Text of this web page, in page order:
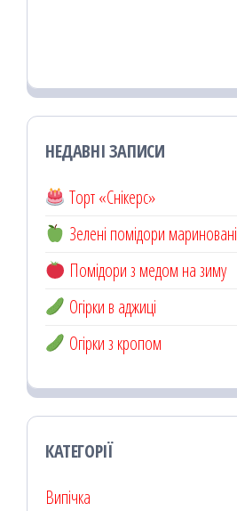
НЕДАВНІ ЗАПИСИ
Торт «Снікерс»
Зелені помідори мариновані
Помідори з медом на зиму
Огірки в аджиці
Огірки з кропом
КАТЕГОРІЇ
Випічка